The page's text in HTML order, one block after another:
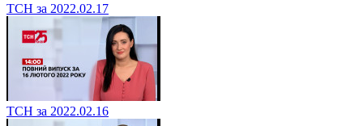
ТСН за 2022.02.17
ТСН за 2022.02.16